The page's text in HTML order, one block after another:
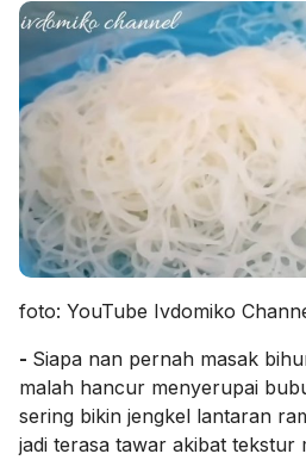
foto: YouTube Ivdomiko
- Siapa nan pernah masak
malah hancur menyerupai
sering bikin jengkel lantaran
jadi terasa tawar akibat tekstur